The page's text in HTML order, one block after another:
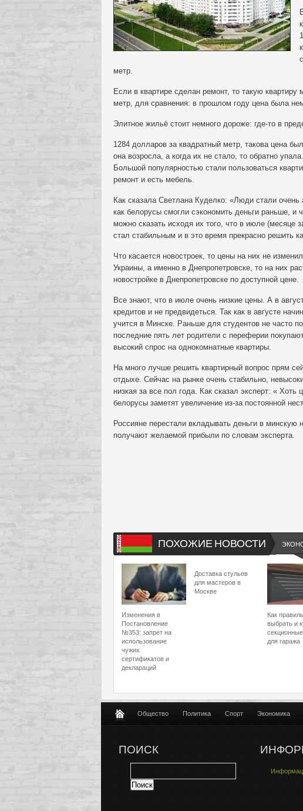
метр.
Если в квартире сделан ремонт, то такую
метр, для сравнения: в прошлом году цена была
Элитное жильё стоит немного дороже: где-то в
1284 долларов за квадратный метр, такова цена
она возросла, а когда их не стало, то обратно
Большой популярностью стали пользоваться
ремонт и есть мебель.
Как сказала Светлана Куделко: «Люди стали очень
как белорусы смогли сэкономить деньги раньше, и
можно сказать исходя их того, что в июле (месяце
стал стабильным и в это время прекрасно решить
Что касается новостроек, то цены на них не
Украины, а именно в Днепропетровске, то на них
новостройке в Днепропетровске по доступной цене.
Все знают, что в июле очень низкие цены. А в
кредитов и не предвидеться. Так как в августе
учится в Минске. Раньше для студентов не часто
последние пять лет родители с переферии
высокий спрос на однокомнатные квартиры.
На много лучше решить квартирный вопрос прям
отдыхе. Сейчас на рынке очень стабильно,
низкая за все пол года. Как сказал эксперт: «
белорусы заметят увеличение из-за постоянной
Россияне перестали вкладывать деньги в
получают желаемой прибыли по словам эксперта.
ПОХОЖИЕ НОВОСТИ
Изменения в
Постановление
№353: запрет на
использование
чужих
сертификатов и
деклараций
Доставка стульев
для мастеров в
Москве
Как
выбрать и
для гаража
Общество Политика Спорт Экономика
ПОИСК